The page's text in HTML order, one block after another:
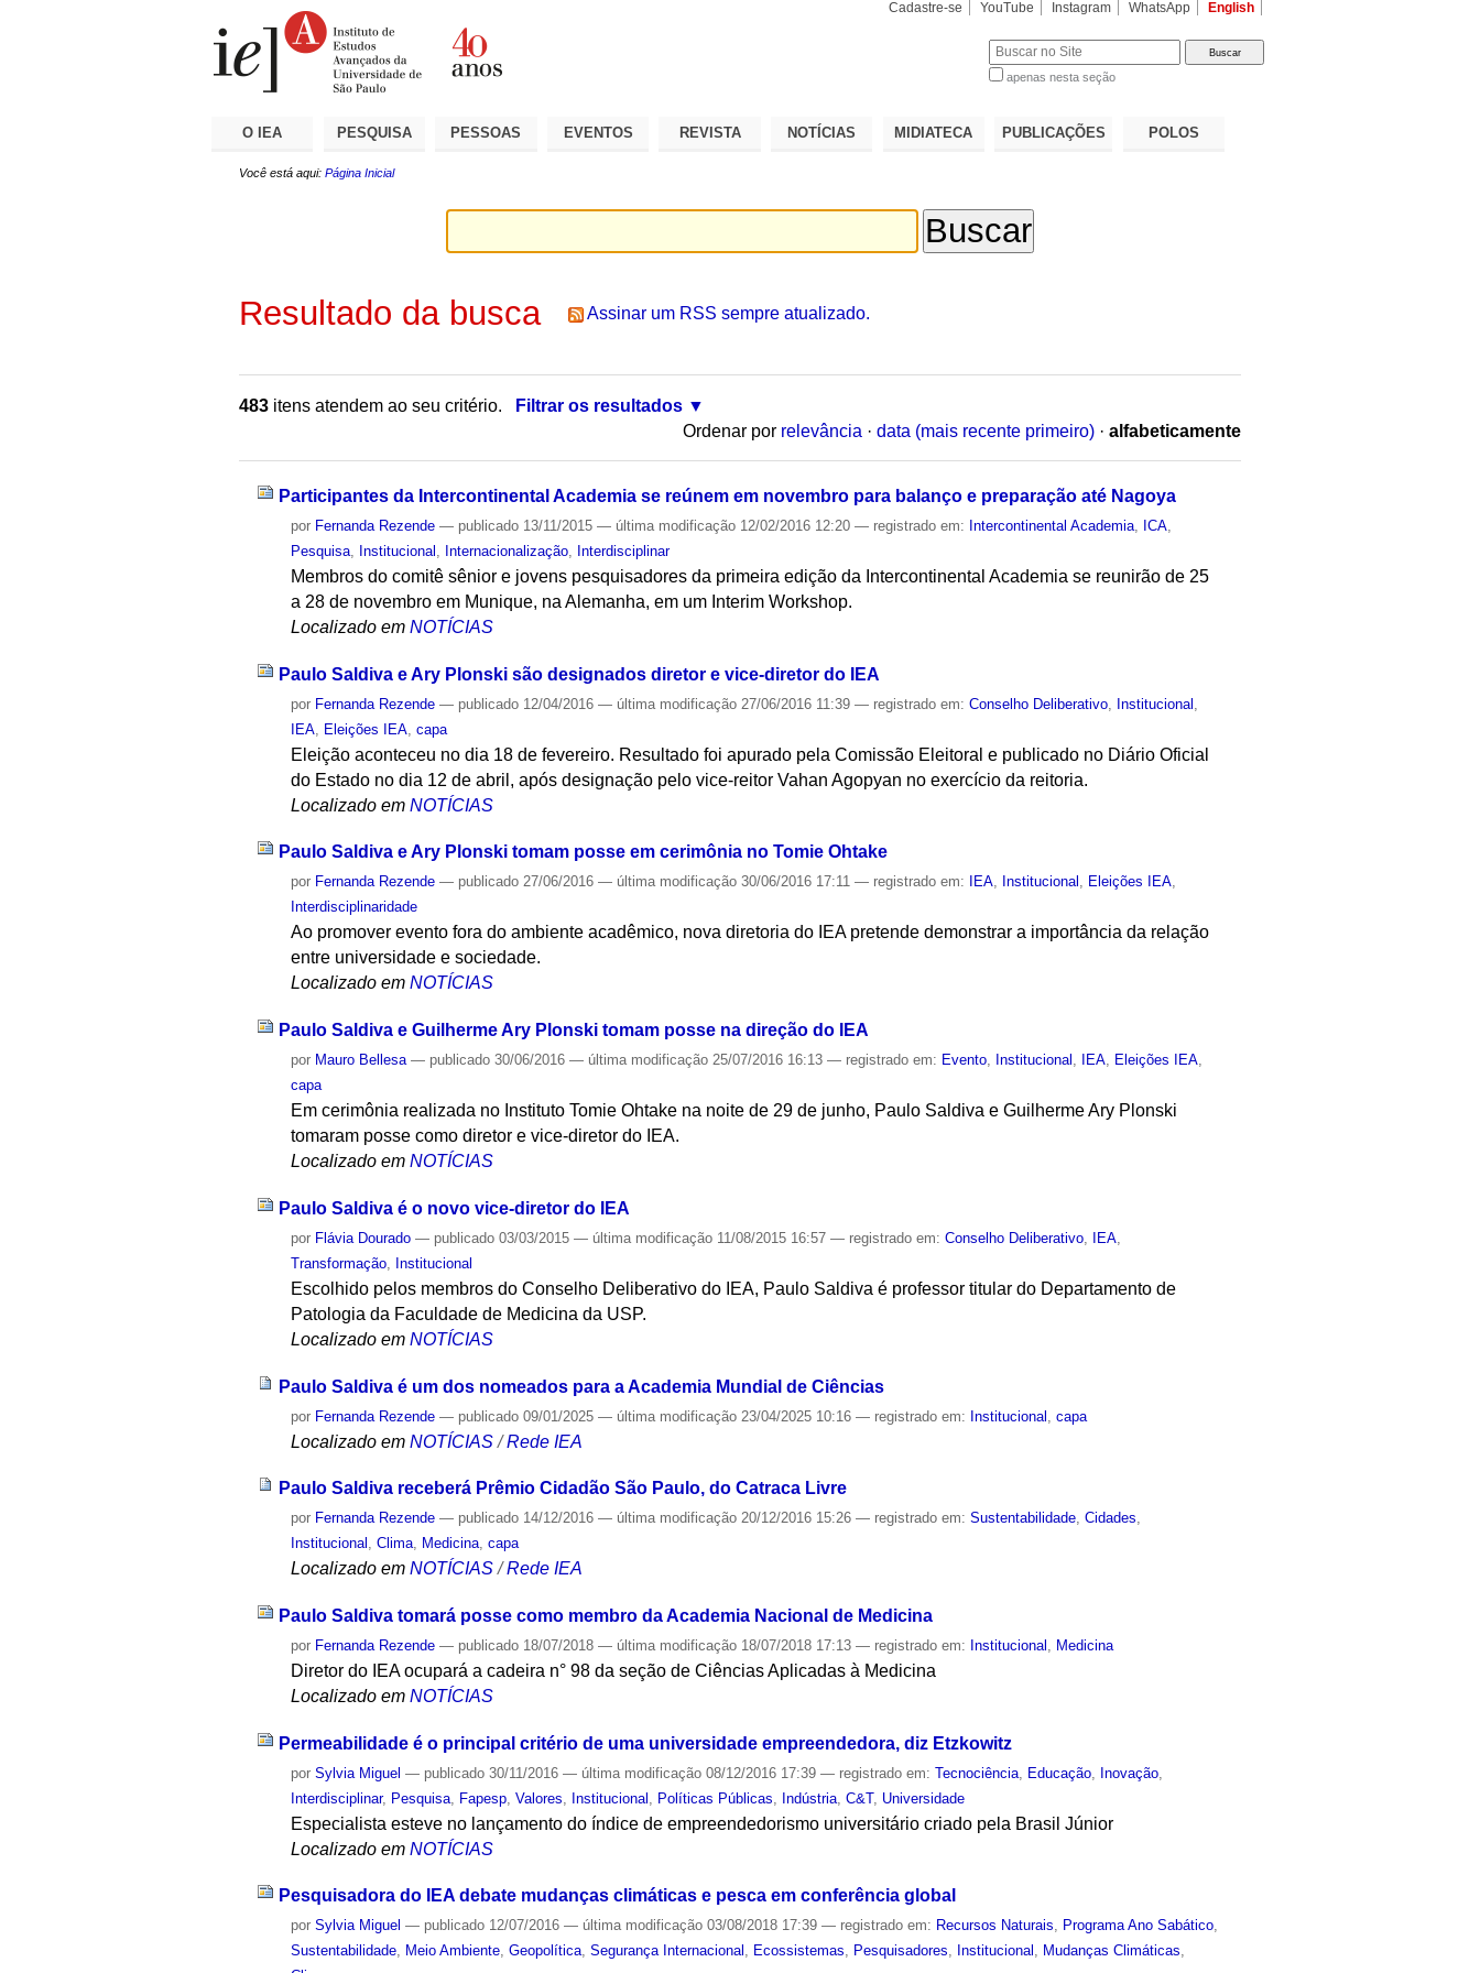
Cadastre-se YouTube Instagram WhatsApp English
apenas nesta seção
O IEA PESQUISA PESSOAS EVENTOS REVISTA NOTÍCIAS MIDIATECA PUBLICAÇÕES POLOS
Você está aqui: Página Inicial
Resultado da busca Assinar um RSS sempre atualizado.
483 itens atendem ao seu critério.
Filtrar os resultados
Ordenar por relevância · data (mais recente primeiro) · alfabeticamente
Participantes da Intercontinental Academia se reúnem em novembro para balanço e preparação até Nagoya
por Fernanda Rezende — publicado 13/11/2015— última modificação 12/02/2016 12:20— registrado em: Intercontinental Academia ICA
Pesquisa
Institucional Internacionalização Interdisciplinar
Membros do comitê sênior e jovens pesquisadores da primeira edição da Intercontinental Academia se reunirão de 25
a 28 de novembro em Munique, na Alemanha, em um Interim Workshop.
Localizado em NOTÍCIAS
Paulo Saldiva e Ary Plonski são designados diretor e vice-diretor do IEA
por Fernanda Rezende — publicado 12/04/2016— última modificação 27/06/2016 11:39— registrado em:Conselho Deliberativo Institucional
IEA Eleições IEA ,capa
Eleição aconteceu no dia 18 de fevereiro. Resultado foi apurado pela Comissão Eleitoral e publicado no Diário Oficial
do Estado no dia 12 de abril, após designação pelo vice-reitor Vahan Agopyan no exercício da reitoria.
Localizado em NOTÍCIAS
Paulo Saldiva e Ary Plonski tomam posse em cerimônia no Tomie Ohtake
por Fernanda Rezende — publicado 27/06/2016— última modificação 30/06/2016 17:11— registrado em: IEA, Institucional , Eleições IEA,
Interdisciplinaridade
Ao promover evento fora do ambiente acadêmico, nova diretoria do IEA pretende demonstrar a importância da relação
entre universidade e sociedade.
Localizado em NOTÍCIAS
Paulo Saldiva e Guilherme Ary Plonski tomam posse na direção do IEA
por Mauro Bellesa — publicado 30/06/2016— última modificação 25/07/2016 16:13— registrado em: Evento, Institucional , IEA, Eleições IEA,
capa
Em cerimônia realizada no Instituto Tomie Ohtake na noite de 29 de junho, Paulo Saldiva e Guilherme Ary Plonski
tomaram posse como diretor e vice-diretor do IEA.
Localizado em NOTÍCIAS
Paulo Saldiva é o novo vice-diretor do IEA
por Flávia Dourado — publicado 03/03/2015— última modificação 11/08/2015 16:57— registrado em:Conselho Deliberativo IEA
Transformação
Institucional
Escolhido pelos membros do Conselho Deliberativo do IEA, Paulo Saldiva é professor titular do Departamento de
Patologia da Faculdade de Medicina da USP.
Localizado em NOTÍCIAS
Paulo Saldiva é um dos nomeados para a Academia Mundial de Ciências
por Fernanda Rezende — publicado 09/01/2025— última modificação 23/04/2025 10:16— registrado em: Institucional ,capa
Localizado em NOTÍCIAS /Rede IEA
Paulo Saldiva receberá Prêmio Cidadão São Paulo, do Catraca Livre
por Fernanda Rezende — publicado 14/12/2016— última modificação 20/12/2016 15:26— registrado em:Sustentabilidade,Cidades,
Institucional ,Clima, Medicina,capa
Localizado em NOTÍCIAS /Rede IEA
Paulo Saldiva tomará posse como membro da Academia Nacional de Medicina
por Fernanda Rezende — publicado 18/07/2018— última modificação 18/07/2018 17:13— registrado em: Institucional Medicina
Diretor do IEA ocupará a cadeira n° 98 da seção de Ciências Aplicadas à Medicina
Localizado em NOTÍCIAS
Permeabilidade é o principal critério de uma universidade empreendedora, diz Etzkowitz
porSylvia Miguel — publicado 30/11/2016— última modificação 08/12/2016 17:39— registrado em:Tecnociência Educação Inovação
Interdisciplinar, Pesquisa Fapesp ,Valores Institucional Políticas Públicas Indústria ,C&T, Universidade
Especialista esteve no lançamento do índice de empreendedorismo universitário criado pela Brasil Júnior
Localizado em NOTÍCIAS
Pesquisadora do IEA debate mudanças climáticas e pesca em conferência global
porSylvia Miguel — publicado 12/07/2016— última modificação 03/08/2018 17:39— registrado em: Recursos Naturais, Programa Ano Sabático,
Sustentabilidade, Meio Ambiente,Geopolítica,Segurança Internacional , Ecossistemas, Pesquisadores, Institucional , Mudanças Climáticas,